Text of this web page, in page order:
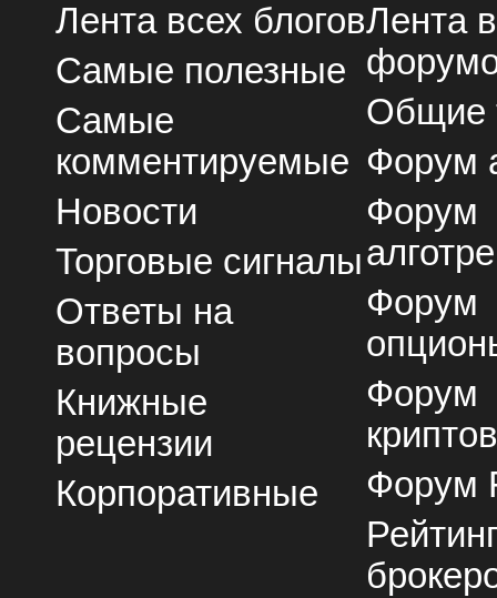
Лента всех блогов
Самые полезные
Самые
комментируемые
Новости
Торговые сигналы
Ответы на
вопросы
Книжные
рецензии
Корпоративные
Лента
Общие
Форум
Форум
Форум
Форум
Форум